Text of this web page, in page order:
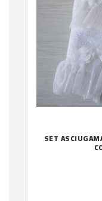
SET